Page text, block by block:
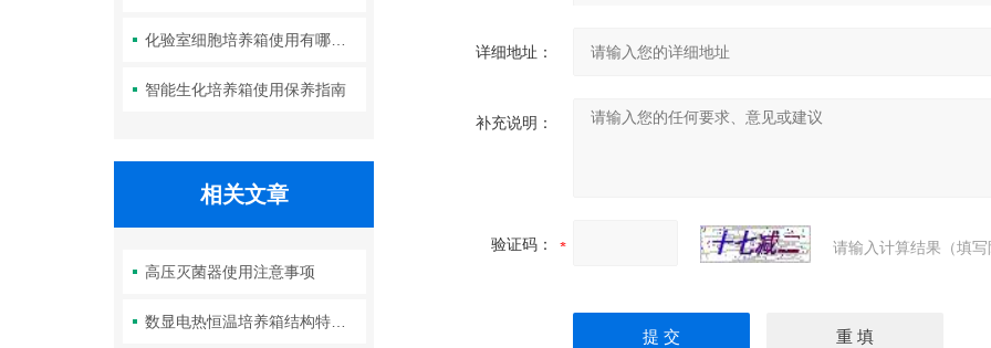
化验室细胞培养箱使用有哪些要求？箱体清洁如何进行？
智能生化培养箱使用保养指南
相关文章
高压灭菌器使用注意事项
数显电热恒温培养箱结构特点及使用说明
详细地址：
补充说明：
验证码： 请输入计算结果（填